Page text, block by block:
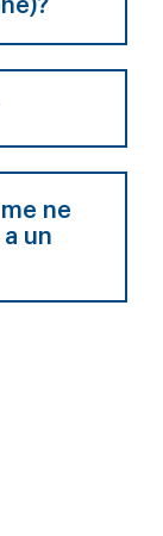
ne
un